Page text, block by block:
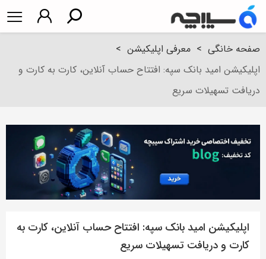
صفحه خانگی > معرفی اپلیکیشن >
اپلیکیشن امید بانک سپه: افتتاح حساب آنلاین، کارت به کارت و
دریافت تسهیلات سریع
اپلیکیشن امید بانک سپه: افتتاح حساب آنلاین، کارت به
کارت و دریافت تسهیلات سریع